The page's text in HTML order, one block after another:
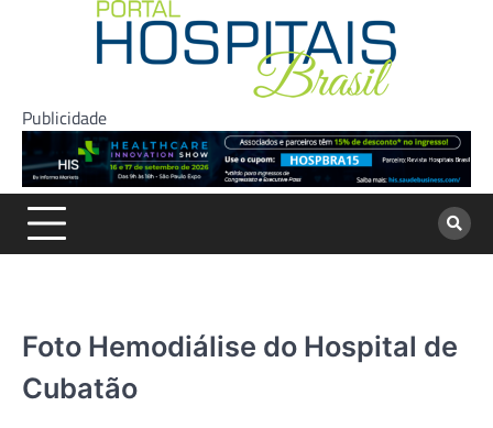
Publicidade
Foto Hemodiálise do Hospital de
Cubatão